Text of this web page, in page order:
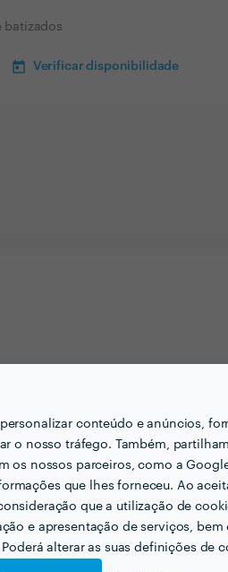
conteúdo e anúncios,
o nosso tráfego. Também,
os nossos parceiros, como a
que lhes forneceu. Ao
que a utilização de
e apresentação de serviços,
alterar as suas definições de
batizados
Verificar disponibilidade